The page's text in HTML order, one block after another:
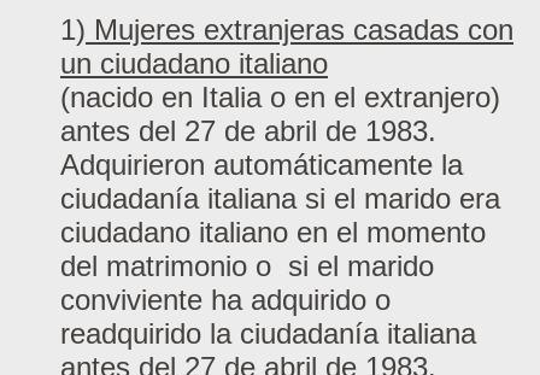
1) Mujeres extranjeras casadas con
un ciudadano italiano
(nacido en Italia o en el extranjero)
antes del 27 de abril de 1983.
Adquirieron automáticamente la
ciudadanía italiana si el marido era
ciudadano italiano en el momento
del matrimonio o si el marido
conviviente ha adquirido o
readquirido la ciudadanía italiana
antes del 27 de abril de 1983.